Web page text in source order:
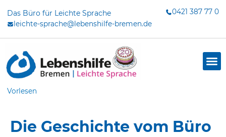
Inhalt
Das Büro für Leichte Sprache
0421 387 77 0
leichte-sprache@lebenshilfe-bremen.de
Vorlesen
Die Geschichte vom Büro